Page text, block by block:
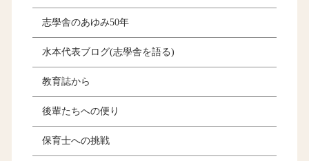
志學舎のあゆみ50年
水本代表ブログ(志學舎を語る)
教育誌から
後輩たちへの便り
保育士への挑戦